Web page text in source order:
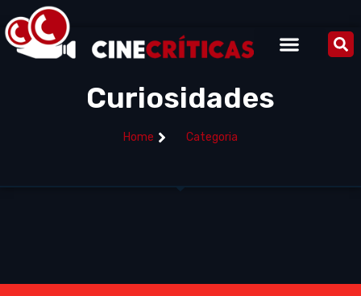
Curiosidades
Home Categoria